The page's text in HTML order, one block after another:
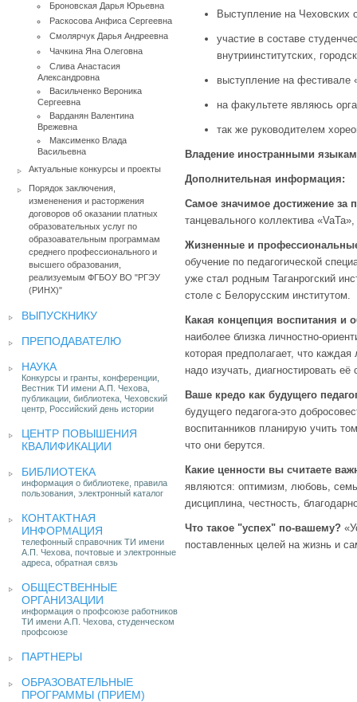
Броновская Дарья Юрьевна
Раскосова Анфиса Сергеевна
Смолярчук Дарья Андреевна
Чачкина Яна Олеговна
Слива Анастасия
Александровна
Васильченко Вероника
Сергеевна
Варданян Валентина
Врежевна
Максименко Влада
Васильевна
Актуальные конкурсы и проекты
Порядок заключения,
измененения и расторжения
договоров об оказании платных
образовательных услуг по
образоавательным программам
среднего профессионального и
высшего образования,
реализуемым ФГБОУ ВО "РГЭУ
(РИНХ)"
ВЫПУСКНИКУ
ПРЕПОДАВАТЕЛЮ
НАУКА
Конкурсы и гранты, конференции,
Вестник ТИ имени А.П. Чехова,
публикации, библиотека, Чеховский
центр, Российский день истории
ЦЕНТР ПОВЫШЕНИЯ
КВАЛИФИКАЦИИ
БИБЛИОТЕКА
информация о библиотеке, правила
пользования, электронный каталог
КОНТАКТНАЯ
ИНФОРМАЦИЯ
телефонный справочник ТИ имени
А.П. Чехова, почтовые и электронные
адреса, обратная связь
ОБЩЕСТВЕННЫЕ
ОРГАНИЗАЦИИ
информация о профсоюзе работников
ТИ имени А.П. Чехова, студенческом
профсоюзе
ПАРТНЕРЫ
ОБРАЗОВАТЕЛЬНЫЕ
ПРОГРАММЫ (ПРИЕМ)
Выступление на Чеховских
участие в составе
внутриинститутских,
выступление на фестивале
на факультете являюсь
так же руководителем
Владение иностранными
Дополнительная информация:
Самое значимое достижение за
танцевального коллектива
Жизненные и
обучение по педагогической
уже стал родным Таганрогский
столе с Белорусским институтом.
Какая концепция воспитания и
наиболее близка личностно-
которая предполагает, что
надо изучать, диагностировать её
Ваше кредо как будущего
будущего педагога-это
воспитанников планирую учить
что они берутся.
Какие ценности вы считаете
являются: оптимизм, любовь,
дисциплина, честность,
Что такое "успех" по-вашему?
поставленных целей на жизнь и